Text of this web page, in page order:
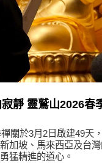
靜 靈鷲山2026春
關於3月2日啟建49天
加坡、馬來西亞及台灣
猛精進的道心。